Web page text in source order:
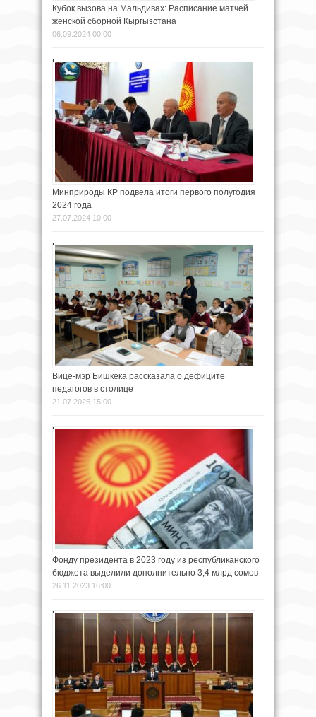
Кубок вызова на Мальдивах: Расписание матчей
женской сборной Кыргызстана
06.09.2024 00:00
Минприроды КР подвела итоги первого полугодия
2024 года
27.07.2024 10:00
Вице-мэр Бишкека рассказала о дефиците
педагогов в столице
21.07.2025 15:00
Фонду президента в 2023 году из республиканского
бюджета выделили дополнительно 3,4 млрд сомов
26.11.2023 16:00